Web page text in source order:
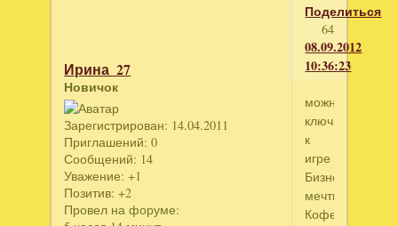
Поделиться
64
08.09.2012
10:36:23
Ирина_27
Новичок
Зарегистрирован: 14.04.2011
Приглашений: 0
Сообщений: 14
Уважение: +1
Позитив: +2
Провел на форуме:
можно
ключик
к
игре
Бизнес
мечты.
Кофейня